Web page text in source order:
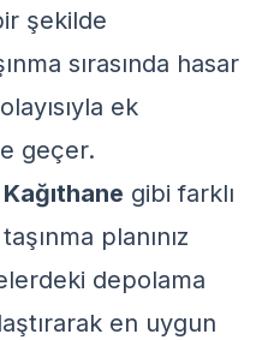
şekilde
sırasında hasar
ek
geçer.
Kağıthane gibi farklı
planınız
depolama
en uygun